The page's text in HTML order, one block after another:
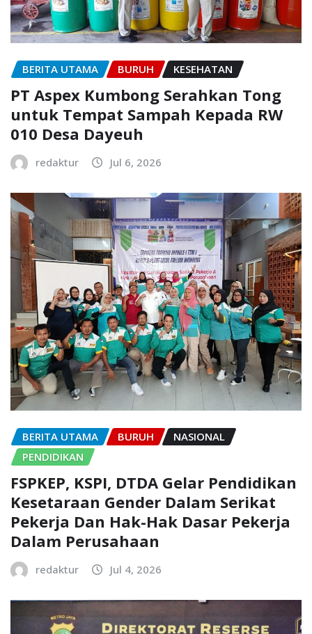
BERITA UTAMA BURUH KESEHATAN
PT Aspex Kumbong Serahkan Tong
untuk Tempat Sampah Kepada RW
010 Desa Dayeuh
redaktur Jul 6, 2026
BERITA UTAMA BURUH
NASIONAL
PENDIDIKAN
FSPKEP, KSPI, DTDA Gelar Pendidikan
Kesetaraan Gender Dalam Serikat
Pekerja Dan Hak-Hak Dasar Pekerja
Dalam Perusahaan
redaktur Jul 4, 2026